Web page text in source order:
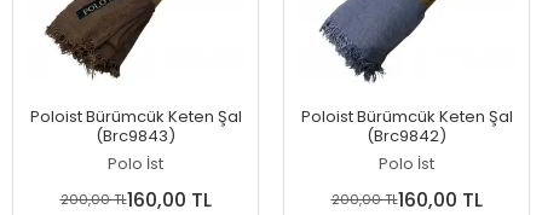
Poloist Bürümcük Keten Şal
(Brc9843)
Polo İst
200,00 TL160,00 TL
Poloist Bürümcük Keten Şal
(Brc9842)
Polo İst
200,00 TL160,00 TL